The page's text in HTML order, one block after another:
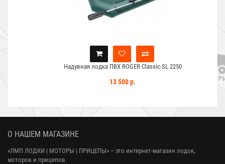
Надувная лодка ПВХ ROGER Classic-SL 2250
13 500 р.
О НАШЕМ МАГАЗИНЕ
«ЛМП ЛОДКИ | МОТОРЫ | ПРИЦЕПЫ» – это интернет-магазин лодок,
моторов и прицепов.